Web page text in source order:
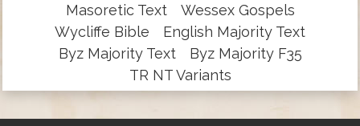
Masoretic Text
Wessex Gospels
Wycliffe Bible
English Majority Text
Byz Majority Text
Byz Majority F35
TR NT Variants